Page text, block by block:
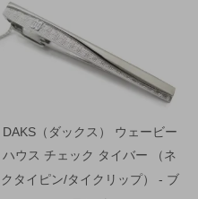
DAKS（ダックス） ウェービー
ハウス チェック タイバー （ネ
クタイピン/タイクリップ） - ブ